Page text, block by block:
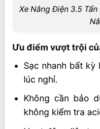
Xe Nâng Điện 3.5
Ưu điểm vượt trội
Sạc nhanh bất kỳ
lúc nghỉ.
Không cần bảo
không kiểm tra